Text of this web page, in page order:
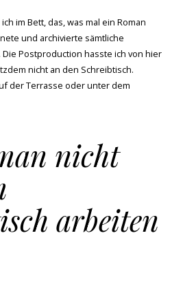
im Bett, das, was mal ein Roman
und archivierte sämtliche
Die Postproduction hasste ich von hier
nicht an den Schreibtisch.
der Terrasse oder unter dem
nicht
arbeiten